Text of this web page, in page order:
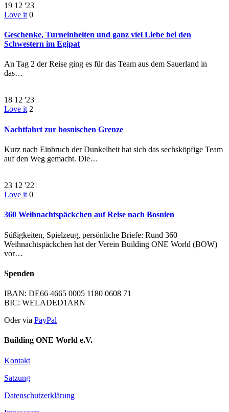
19 12 '23
Love it 0
Geschenke, Turneinheiten und ganz viel Liebe bei den
Schwestern im Egipat
An Tag 2 der Reise ging es für das Team aus dem Sauerland in
das…
18 12 '23
Love it 2
Nachtfahrt zur bosnischen Grenze
Kurz nach Einbruch der Dunkelheit hat sich das sechsköpfige Team
auf den Weg gemacht. Die…
23 12 '22
Love it 0
360 Weihnachtspäckchen auf Reise nach Bosnien
Süßigkeiten, Spielzeug, persönliche Briefe: Rund 360
Weihnachtspäckchen hat der Verein Building ONE World (BOW)
vor…
Spenden
IBAN: DE66 4665 0005 1180 0608 71
BIC: WELADED1ARN
Oder via PayPal
Building ONE World e.V.
Kontakt
Satzung
Datenschutzerklärung